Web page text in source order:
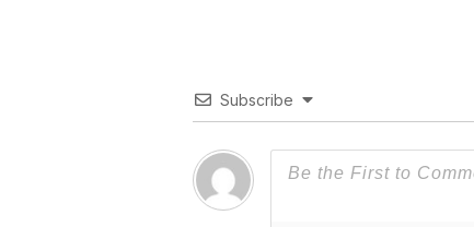
Subscribe